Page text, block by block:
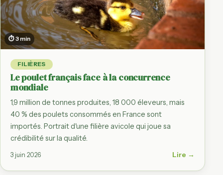
⏱ 3 min
FILIÈRES
Le poulet français face à la concurrence
mondiale
1,9 million de tonnes produites, 18 000 éleveurs, mais
40 % des poulets consommés en France sont
importés. Portrait d'une filière avicole qui joue sa
crédibilité sur la qualité.
3 juin 2026 Lire →